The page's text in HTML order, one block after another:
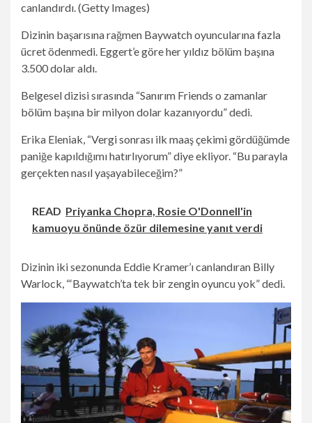
canlandırdı. (Getty Images)
Dizinin başarısına rağmen Baywatch oyuncularına fazla
ücret ödenmedi. Eggert’e göre her yıldız bölüm başına
3.500 dolar aldı.
Belgesel dizisi sırasında “Sanırım Friends o zamanlar
bölüm başına bir milyon dolar kazanıyordu” dedi.
Erika Eleniak, “Vergi sonrası ilk maaş çekimi gördüğümde
paniğe kapıldığımı hatırlıyorum” diye ekliyor. “Bu parayla
gerçekten nasıl yaşayabileceğim?”
READ Priyanka Chopra, Rosie O'Donnell'in
kamuoyu önünde özür dilemesine yanıt verdi
Dizinin iki sezonunda Eddie Kramer’ı canlandıran Billy
Warlock, “‘Baywatch’ta tek bir zengin oyuncu yok” dedi.